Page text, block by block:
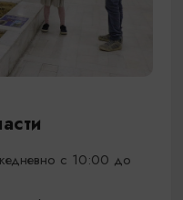
с 10:00 до